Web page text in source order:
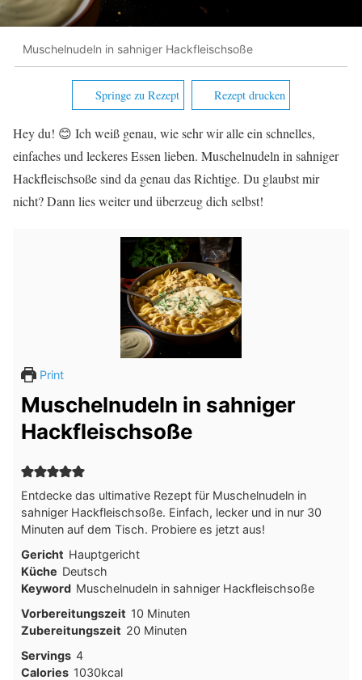
Muschelnudeln in sahniger Hackfleischsoße
Springe zu Rezept Rezept drucken
Hey du! 😊 Ich weiß genau, wie sehr wir alle ein schnelles,
einfaches und leckeres Essen lieben. Muschelnudeln in sahniger
Hackfleischsoße sind da genau das Richtige. Du glaubst mir
nicht? Dann lies weiter und überzeug dich selbst!
Print
Muschelnudeln in sahniger
Hackfleischsoße
Entdecke das ultimative Rezept für Muschelnudeln in
sahniger Hackfleischsoße. Einfach, lecker und in nur 30
Minuten auf dem Tisch. Probiere es jetzt aus!
Gericht Hauptgericht
Küche Deutsch
Keyword Muschelnudeln in sahniger Hackfleischsoße
Vorbereitungszeit 10Minuten
Minuten
Zubereitungszeit 20Minuten
Minuten
Servings 4
Calories 1030kcal